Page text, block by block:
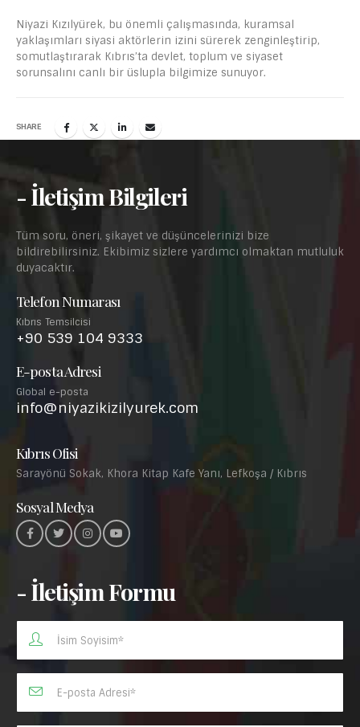
Niyazi Kızılyürek, bu önemli çalışmasında, kuramsal
yaklaşımları siyasi aktörlerin izini sürerek zenginleştirip,
somutlaştırarak Kıbrıs’ta devlet, toplum ve siyaset
sorunsalını canlı bir üslupla bilgimize sunuyor.
SHARE
- İletişim Bilgileri
Tüm soru, öneri, şikayet ve düşüncelerinizi bize
bildirebilirsiniz. Ekibimiz sizlere yardımcı olmaktan mutluluk
duyacaktır.
Telefon Numarası
Kıbrıs Temsilcisi
+90 539 104 9333
E-posta Adresi
Global e-posta
info@niyazikizilyurek.com
Kıbrıs Ofisi
Sarayönü Sokak, Khora Kitap Kafe Yanı, Lefkoşa / Kıbrıs
Sosyal Medya
- İletişim Formu